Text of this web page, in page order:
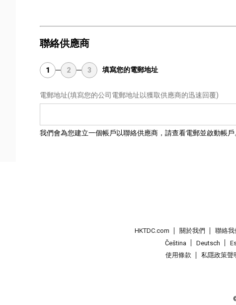
聯絡供應商
1 2 3 填寫您的電郵地址
電郵地址(填寫您的公司電郵地址以獲取供應商的迅速回覆)
我們會為您建立一個帳戶以聯絡供應商，請查看電郵並啟動帳戶
HKTDC.com 關於我們 聯絡我
Čeština
Deutsch
使用條款
私隱政策聲